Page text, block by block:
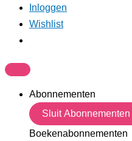
Inloggen
Wishlist
Abonnementen
Sluit Abonnementen
Boekenabonnementen